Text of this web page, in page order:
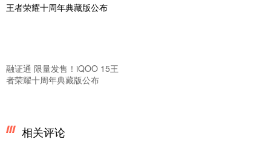
融证通 限量发售！iQOO 15王
者荣耀十周年典藏版公布
相关评论